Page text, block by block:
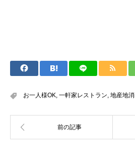
お一人様OK, 一軒家レストラン, 地産地消